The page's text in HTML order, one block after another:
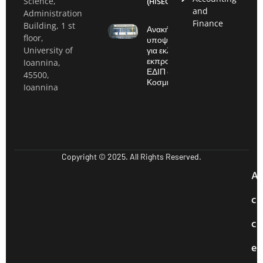
Administration
Building, 1 st
floor,
University of
Ioannina,
45500,
Ioannina
Ανακήρυξη
υποψηφίων
για εκλογές
εκπροσώπου
ΕΔΙΠ στην
Κοσμητεία
and
Finance
Copyright © 2025. All Rights Reserved.
A
c
c
e